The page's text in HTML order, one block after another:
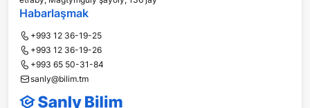
Habarlaşmak
+993 12 36-19-25
+993 12 36-19-26
+993 65 50-31-84
sanly@bilim.tm